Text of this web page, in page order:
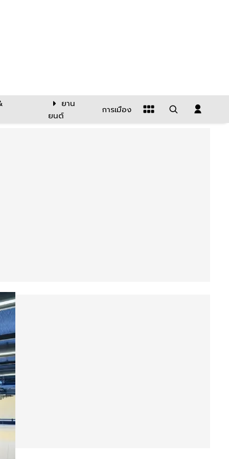
ยาน
ยนต์
การเมือง